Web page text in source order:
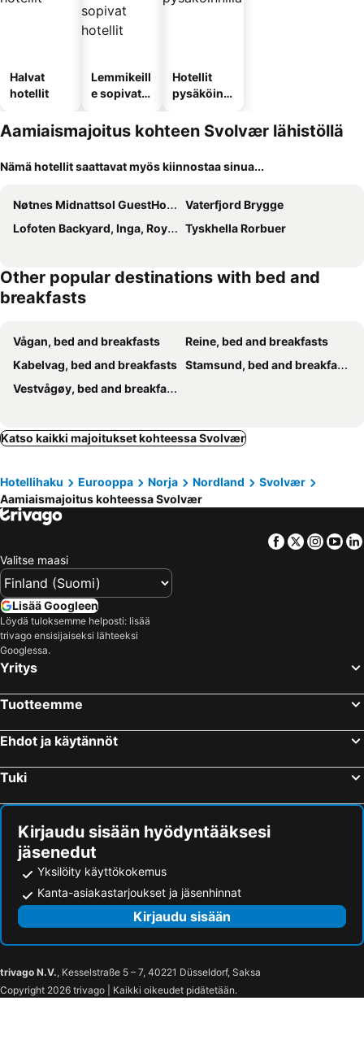
Halvat
hotellit
Lemmikeill
e sopivat
Hotellit
pysäköinni
Aamiaismajoitus kohteen Svolvær lähistöllä
Nämä hotellit saattavat myös kiinnostaa sinua...
Nøtnes Midnattsol GuestHouse
Vaterfjord Brygge
Lofoten Backyard, Inga, Royal Suitte
Tyskhella Rorbuer
Other popular destinations with bed and
breakfasts
Vågan, bed and breakfasts
Reine, bed and breakfasts
Kabelvag, bed and breakfasts Stamsund, bed and breakfasts
Vestvågøy, bed and breakfasts
Katso kaikki majoitukset kohteessa Svolvær
Hotellihaku Eurooppa Norja Nordland
Svolvær
Aamiaismajoitus kohteessa Svolvær
Facebook
Twitter
Valitse maasi
Lisää Googleen
Löydä tuloksemme helposti: lisää
trivago ensisijaiseksi lähteeksi
Googlessa.
Yritys
Tuotteemme
Ehdot ja käytännöt
Tuki
Kirjaudu sisään hyödyntääksesi
jäsenedut
Yksilöity käyttökokemus
Kanta-asiakastarjoukset ja jäsenhinnat
Kirjaudu sisään
trivago N.V., Kesselstraße 5 – 7, 40221 Düsseldorf, Saksa
Copyright 2026 trivago | Kaikki oikeudet pidätetään.